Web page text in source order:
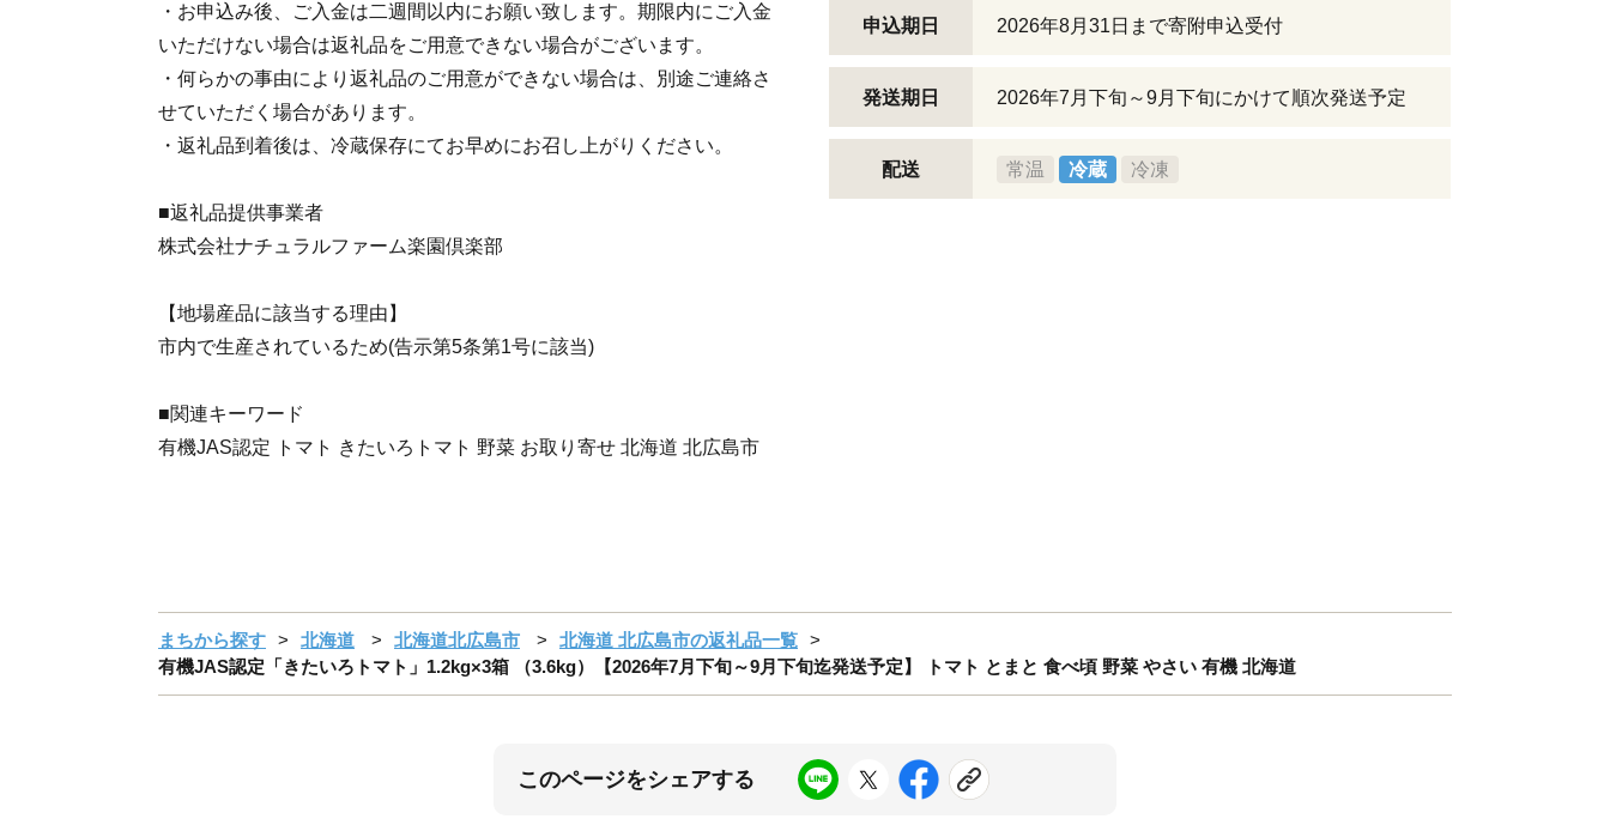
・お申込み後、ご入金は二週間以内にお願い致します。期限内にご入金
いただけない場合は返礼品をご用意できない場合がございます。
・何らかの事由により返礼品のご用意ができない場合は、別途ご連絡さ
せていただく場合があります。
・返礼品到着後は、冷蔵保存にてお早めにお召し上がりください。
■返礼品提供事業者
株式会社ナチュラルファーム楽園倶楽部
【地場産品に該当する理由】
市内で生産されているため(告示第5条第1号に該当)
■関連キーワード
有機JAS認定 トマト きたいろトマト 野菜 お取り寄せ 北海道 北広島市
申込期日 2026年8月31日まで寄附申込受付
発送期日 2026年7月下旬～9月下旬にかけて順次発送予定
配送 常温 冷蔵 冷凍
まちから探す 北海道 北海道北広島市
北海道 北広島市の返礼品一覧
有機JAS認定「きたいろトマト」1.2kg×3箱 （3.6kg）【2026年7月下旬～9月下旬迄発送予定】 トマト とまと 食べ頃 野菜 やさい 有機 北海道
このページをシェアする